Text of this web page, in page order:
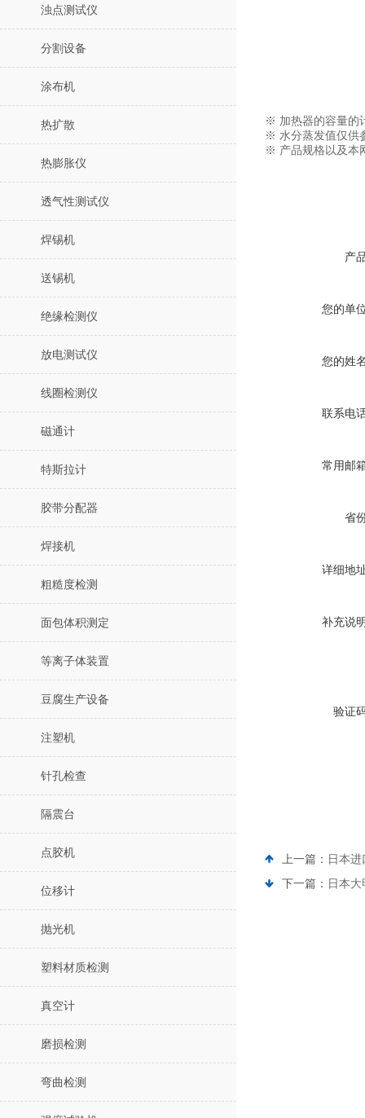
浊点测试仪
分割设备
涂布机
热扩散
热膨胀仪
透气性测试仪
焊锡机
送锡机
绝缘检测仪
放电测试仪
线圈检测仪
磁通计
特斯拉计
胶带分配器
焊接机
粗糙度检测
面包体积测定
等离子体装置
豆腐生产设备
注塑机
针孔检查
隔震台
点胶机
位移计
抛光机
塑料材质检测
真空计
磨损检测
弯曲检测
※ 加热器的容量的
※ 水分蒸发值仅供
※ 产品规格以及本
产
您的单
您的姓
联系电
常用邮
省
详细地
补充说
验证
上一篇： 日本
下一篇： 日本